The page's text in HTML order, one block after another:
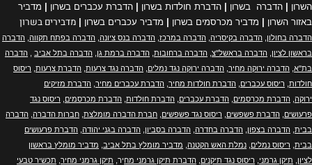
השרון | הדברה בשרון | הדברת חולדות בשרון | הדברת עכברים בשרון | מדביר
באזור השרון | מדביר מכרסמים בשרון | מדביר עכברים בשרון | מדבירים בשרון
הדברה בחולון הדברה בקיסריה הדברה במרכז הדברה בנס ציונה הדברה בפתח תקווה הדברה
בראשון לציון
הדברה בראשל"צ הדברה ברחובות הדברה ברמת גן הדברה בתל אביב
הדברה
בת"א הדברה ירוקה מחיר הדברה ירוקה נגד נמלים הדברה נגד צרעות הדברת צרעות ריסוס
חולדות ריסוס עכברים הדברת חולדות מחיר הדברת עכברים מחיר הדברת מזיקים
ירוקה הדברת מכרסמים הדברת עכברים הדברת חולדות הדברת מכרסמים
ריסוס נגד
פרעושים
הדברת פשפשים ריסוס נגד פשפשים חברת הדברה מומלצת חברות הדברה הדברה
בבית הדברה בצפון הדברה בחדרה הדברה בסביון הדברה בגני יהודה הדברת פרעושים
בבית ריסוס נמלים נמלת האש הקטנה מדביר מומלץ בתל אביב מדביר מומלץ בראשון
לציון
תיקן גרמני ריסוס נגד תיקנים הדברת תיקן גרמני מחיר, תיקן גרמני מחיר תכשיר טבעי